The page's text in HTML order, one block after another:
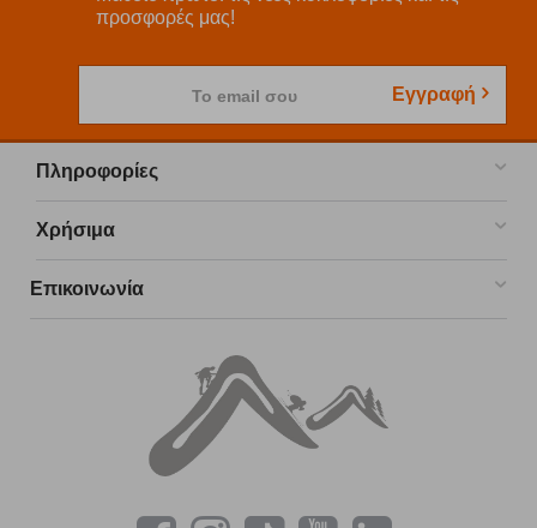
προσφορές μας!
Το email σου Εγγραφή
Πληροφορίες
Χρήσιμα
Επικοινωνία